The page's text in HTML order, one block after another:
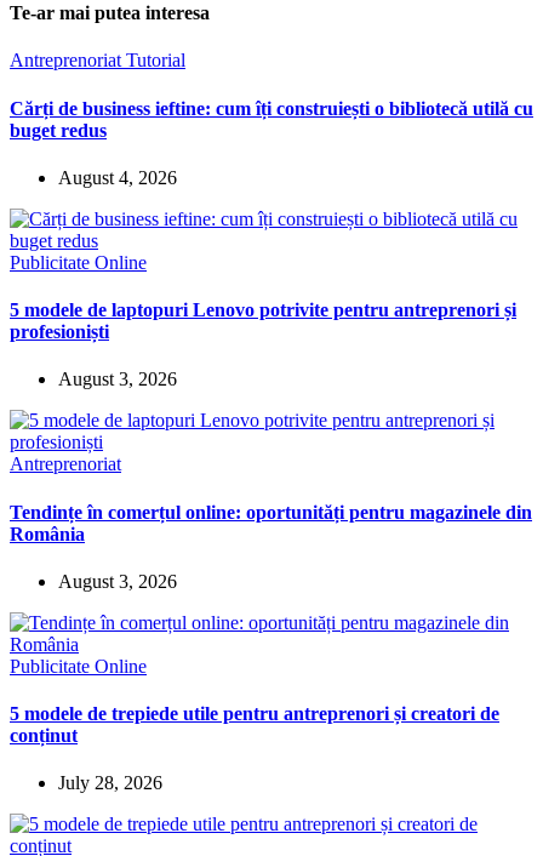
Te-ar mai putea interesa
Antreprenoriat Tutorial
Cărți de business ieftine: cum îți construiești o bibliotecă utilă cu
buget redus
August 4, 2026
Publicitate Online
5 modele de laptopuri Lenovo potrivite pentru antreprenori și
profesioniști
August 3, 2026
Antreprenoriat
Tendințe în comerțul online: oportunități pentru magazinele din
România
August 3, 2026
Publicitate Online
5 modele de trepiede utile pentru antreprenori și creatori de
conținut
July 28, 2026